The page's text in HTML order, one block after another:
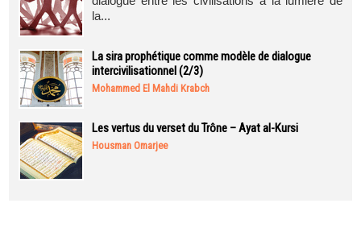
la...
La sira prophétique comme modèle de dialogue
intercivilisationnel (2/3)
Mohammed El Mahdi Krabch
Les vertus du verset du Trône – Ayat al-Kursi
Housman Omarjee